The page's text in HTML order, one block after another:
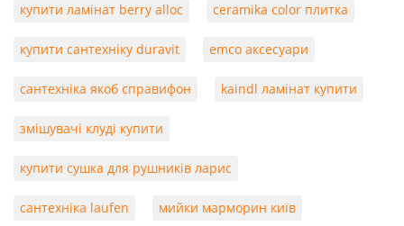
купити ламінат berry alloc ceramika color плитка
купити сантехніку duravit emco аксесуари
сантехніка якоб справифон kaindl ламінат купити
змішувачі клуді купити
купити сушка для рушників ларис
сантехніка laufen мийки марморин київ